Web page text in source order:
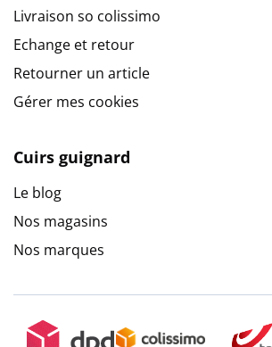
Livraison so colissimo
Echange et retour
Retourner un article
Gérer mes cookies
Cuirs guignard
Le blog
Nos magasins
Nos marques